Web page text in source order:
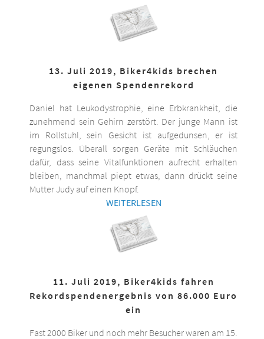
13. Juli 2019, Biker4kids brechen
eigenen Spendenrekord
Daniel hat Leukodystrophie, eine Erbkrankheit, die
zunehmend sein Gehirn zerstört. Der junge Mann ist
im Rollstuhl, sein Gesicht ist aufgedunsen, er ist
regungslos. Überall sorgen Geräte mit Schläuchen
dafür, dass seine Vitalfunktionen aufrecht erhalten
bleiben, manchmal piept etwas, dann drückt seine
Mutter Judy auf einen Knopf.
WEITERLESEN
11. Juli 2019, Biker4kids fahren
Rekordspendenergebnis von 86.000 Euro
ein
Fast 2000 Biker und noch mehr Besucher waren am 15.